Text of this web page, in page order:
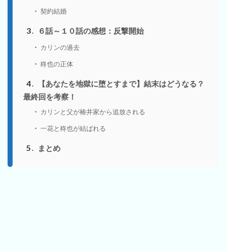
契約結婚
3 ６話～１０話の感想：反撃開始
カリンの過去
柊也の正体
4
【あなたを地獄に堕とすまで】結末はどうなる？
最終回を考察！
カリンと父が椿井家から追放される
一花と柊也が結ばれる
5 まとめ